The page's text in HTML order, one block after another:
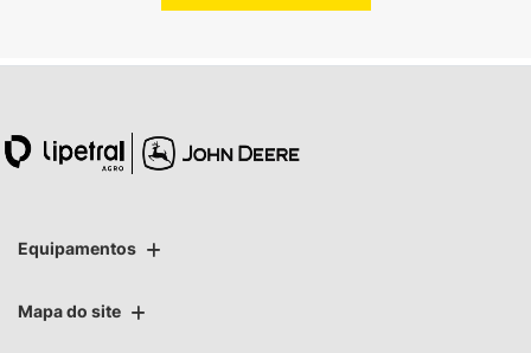
Equipamentos
Mapa do site